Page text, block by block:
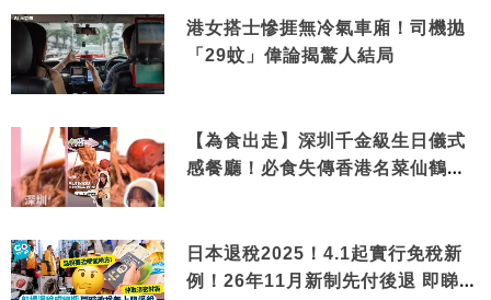
港女搭士慘捱無冷氣車廂！司機拋
「29蚊」偉論揭驚人結局
【為食出走】深圳千金級生日儀式
感餐廳！必食失傳香港名菜仙鶴神
日本退稅2025！4.1起實行免稅新
例！26年11月新制先付後退 即睇步